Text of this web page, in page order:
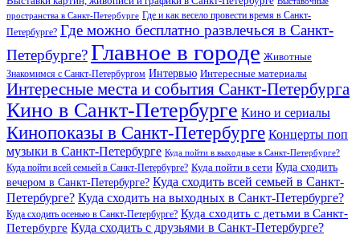
пространства в Санкт-Петербурге Где и как весело провести время в Санкт-
Петербурге? Где можно бесплатно развлечься в Санкт-
Петербурге?Главное в городе Животные
Знакомимся с Санкт-Петербургом Интервью Интересные материалы
Интересные места и события Санкт-Петербурга
Кино в Санкт-Петербурге Кино и сериалы
Кинопоказы в Санкт-Петербурге Концерты поп
музыки в Санкт-Петербурге Куда пойти в выходные в Санкт-Петербурге?
Куда пойти всей семьей в Санкт-Петербурге? Куда пойти в сети Куда сходить
вечером в Санкт-Петербурге? Куда сходить всей семьей в Санкт-
Петербурге? Куда сходить на выходных в Санкт-Петербурге?
Куда сходить осенью в Санкт-Петербурге? Куда сходить с детьми в Санкт-
Петербурге Куда сходить с друзьями в Санкт-Петербурге?